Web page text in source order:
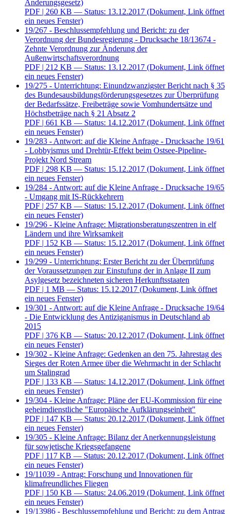
Änderungsgesetz)
PDF | 260 KB — Status: 13.12.2017 (Dokument, Link öffnet
ein neues Fenster)
19/267 - Beschlussempfehlung und Bericht: zu der
Verordnung der Bundesregierung - Drucksache 18/13674 -
Zehnte Verordnung zur Änderung der
Außenwirtschaftsverordnung
PDF | 212 KB — Status: 13.12.2017 (Dokument, Link öffnet
ein neues Fenster)
19/275 - Unterrichtung: Einundzwanzigster Bericht nach § 35
des Bundesausbildungsförderungsgesetzes zur Überprüfung
der Bedarfssätze, Freibeträge sowie Vomhundertsätze und
Höchstbeträge nach § 21 Absatz 2
PDF | 661 KB — Status: 14.12.2017 (Dokument, Link öffnet
ein neues Fenster)
19/283 - Antwort: auf die Kleine Anfrage - Drucksache 19/61
- Lobbyismus und Drehtür-Effekt beim Ostsee-Pipeline-
Projekt Nord Stream
PDF | 298 KB — Status: 15.12.2017 (Dokument, Link öffnet
ein neues Fenster)
19/284 - Antwort: auf die Kleine Anfrage - Drucksache 19/65
- Umgang mit IS-Rückkehrern
PDF | 257 KB — Status: 15.12.2017 (Dokument, Link öffnet
ein neues Fenster)
19/296 - Kleine Anfrage: Migrationsberatungszentren in elf
Ländern und ihre Wirksamkeit
PDF | 152 KB — Status: 15.12.2017 (Dokument, Link öffnet
ein neues Fenster)
19/299 - Unterrichtung: Erster Bericht zu der Überprüfung
der Voraussetzungen zur Einstufung der in Anlage II zum
Asylgesetz bezeichneten sicheren Herkunftsstaaten
PDF | 1 MB — Status: 15.12.2017 (Dokument, Link öffnet
ein neues Fenster)
19/301 - Antwort: auf die Kleine Anfrage - Drucksache 19/64
- Die Entwicklung des Antiziganismus in Deutschland ab
2015
PDF | 376 KB — Status: 20.12.2017 (Dokument, Link öffnet
ein neues Fenster)
19/302 - Kleine Anfrage: Gedenken an den 75. Jahrestag des
Sieges der Roten Armee über die Wehrmacht in der Schlacht
um Stalingrad
PDF | 133 KB — Status: 14.12.2017 (Dokument, Link öffnet
ein neues Fenster)
19/304 - Kleine Anfrage: Pläne der EU-Kommission für eine
geheimdienstliche "Europäische Aufklärungseinheit"
PDF | 147 KB — Status: 20.12.2017 (Dokument, Link öffnet
ein neues Fenster)
19/305 - Kleine Anfrage: Bilanz der Anerkennungsleistung
für sowjetische Kriegsgefangene
PDF | 117 KB — Status: 20.12.2017 (Dokument, Link öffnet
ein neues Fenster)
19/11039 - Antrag: Forschung und Innovationen für
klimafreundliches Fliegen
PDF | 150 KB — Status: 24.06.2019 (Dokument, Link öffnet
ein neues Fenster)
19/13986 - Beschlussempfehlung und Bericht: zu dem Antrag